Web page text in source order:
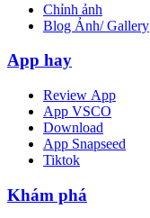
Chỉnh ảnh
Blog Ảnh/ Gallery
App hay
Review App
App VSCO
Download
App Snapseed
Tiktok
Khám phá